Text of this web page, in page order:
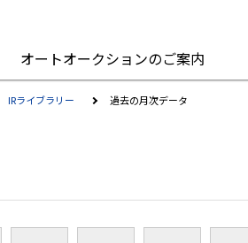
オートオークションのご案内
IRライブラリー 過去の月次データ